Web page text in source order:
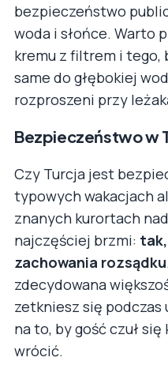
bezpieczeństwo
woda i słońce. Warto
kremu z filtrem i tego,
same do głębokiej
rozproszeni przy
Bezpieczeństwo w
Czy Turcja jest
typowych wakacjach
znanych kurortach
najczęściej brzmi:
zachowania rozsądku
zdecydowana
zetkniesz się
na to, by gość czuł
wrócić.